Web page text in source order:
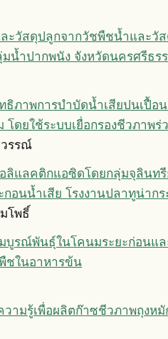
ะวัสดุปลูกจากวัชพืชนํ้าและวัส
มนํ้าปากพนัง จังหวัดนครศรีธร
ธิภาพการบำบัดนํ้าเสียปนเปื้อ
โดยใช้ระบบเยื่อกรองชีวภาพ
รรณ์
ลิแลคติกแอซิดโดยกลุ่มจุลินท
อนนํ้าเสีย โรงงานปลาทูน่ากร
โพธิ์
บูรณ์พันธุ์ในโคนมระยะก่อนแ
ชในอาหารข้น
ามรู้เพื่อผลิตก๊าซชีวภาพถุงหมั